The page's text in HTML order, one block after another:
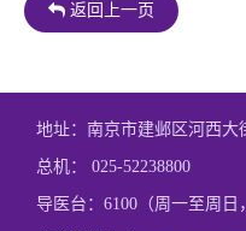
返回上一页
地址：南京市建邺区河西大
总机： 025-52238800
导医台：6100（周一至周日